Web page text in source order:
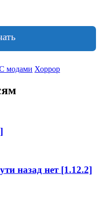
модами Хоррор
назад нет [1.12.2]